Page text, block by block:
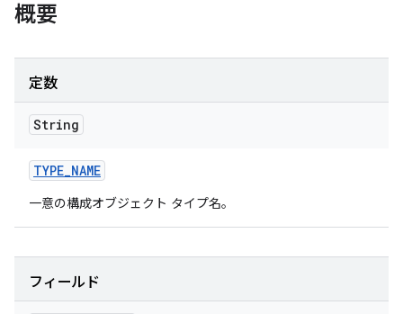
概要
定数
String
TYPE_NAME
一意の構成オブジェクト タイプ名。
フィールド